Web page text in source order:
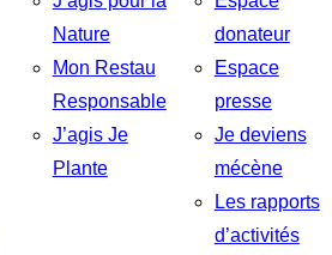
Nature
Mon Restau
Responsable
J’agis Je
Plante
donateur
Espace
presse
Je deviens
mécène
Les rapports
d’activités